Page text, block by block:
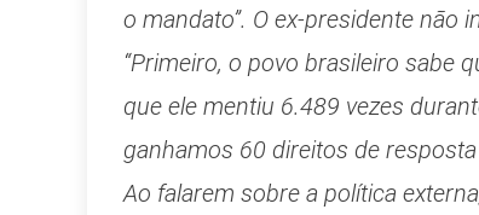
o mandato”. O ex-presidente não
“Primeiro, o povo brasileiro sabe
que ele mentiu 6.489 vezes
ganhamos 60 direitos de
Ao falarem sobre a política